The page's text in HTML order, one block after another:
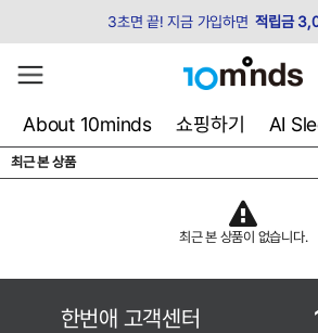
3초면 끝! 지금 가입하면 적립금
About 10minds 쇼핑하기 AI
최근 본 상품
최근 본 상품이 없습니다.
한번애 고객센터